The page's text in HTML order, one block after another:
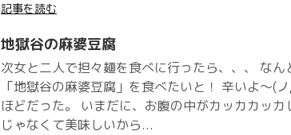
記事を読む
地獄谷の麻婆豆腐
次女と二人で担々麺を食べに行ったら、、、 な
「地獄谷の麻婆豆腐」を食べたいと！ 辛いよ～(
ほどだった。 いまだに、お腹の中がカッカカッ
じゃなくて美味しいから...